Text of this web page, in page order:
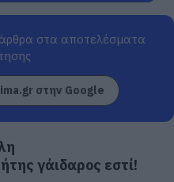
στα αποτελέσματα
στην Google
γάιδαρος εστί!